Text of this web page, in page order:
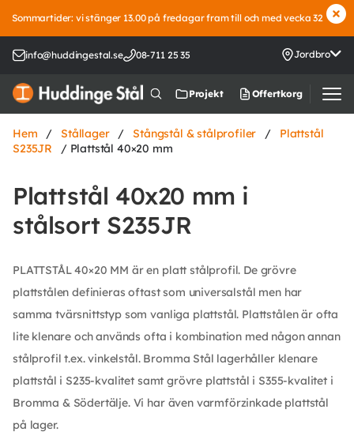
Sommartider: vi stänger 13.00 på fredagar fram till och med vecka 32
info@huddingestal.se 08-711 25 35 Jordbro
Projekt Offertkorg
Hem / Stållager / Stångstål & stålprofiler /
Plattstål
S235JR
/ Plattstål 40×20 mm
Plattstål 40x20 mm i
stålsort S235JR
PLATTSTÅL 40×20 MM är en platt stålprofil. De grövre
plattstålen definieras oftast som universalstål men har
samma tvärsnittstyp som vanliga plattstål. Plattstålen är ofta
lite klenare och används ofta i kombination med någon annan
stålprofil t.ex. vinkelstål. Bromma Stål lagerhåller klenare
plattstål i S235-kvalitet samt grövre plattstål i S355-kvalitet i
Bromma & Södertälje. Vi har även varmförzinkade plattstål
på lager.